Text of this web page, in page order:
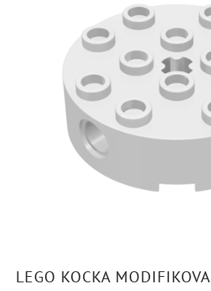
LEGO KOCKA